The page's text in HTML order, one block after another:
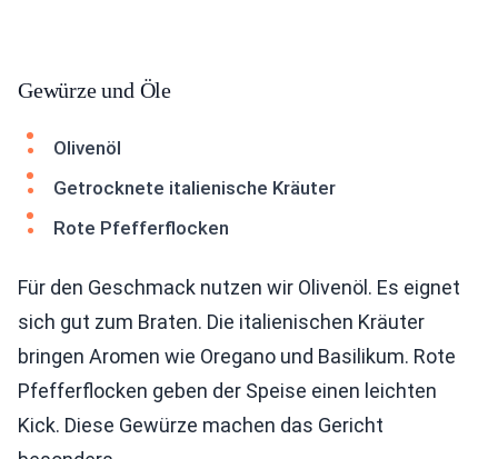
Gewürze und Öle
Olivenöl
Getrocknete italienische Kräuter
Rote Pfefferflocken
Für den Geschmack nutzen wir Olivenöl. Es eignet
sich gut zum Braten. Die italienischen Kräuter
bringen Aromen wie Oregano und Basilikum. Rote
Pfefferflocken geben der Speise einen leichten
Kick. Diese Gewürze machen das Gericht